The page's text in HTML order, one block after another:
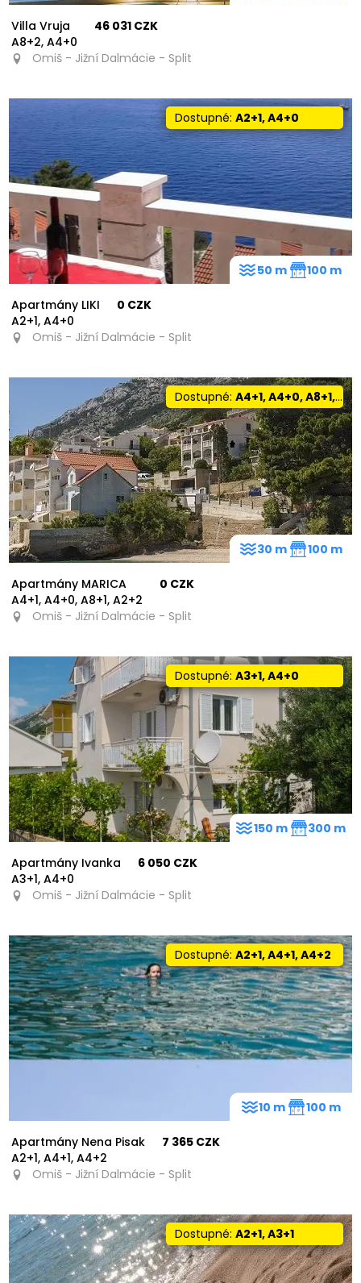
Villa Vruja
A8+2, A4+0
46 031 CZK
Omiš - Jižní Dalmácie - Split
Dostupné: A2+1, A4+0
Apartmány LIKI
A2+1, A4+0
0 CZK
Omiš - Jižní Dalmácie - Split
50 m 100 m
Dostupné:A4+1, A4+0, A8+1, A2+2
Apartmány MARICA
A4+1, A4+0, A8+1, A2+2
0 CZK
Omiš - Jižní Dalmácie - Split
30 m 100 m
Dostupné:A3+1, A4+0
Apartmány Ivanka
A3+1, A4+0
6 050 CZK
Omiš - Jižní Dalmácie - Split
150 m 300 m
Dostupné:A2+1, A4+1, A4+2
Apartmány Nena Pisak
A2+1, A4+1, A4+2
7 365 CZK
Omiš - Jižní Dalmácie - Split
10 m 100 m
Dostupné:A2+1, A3+1